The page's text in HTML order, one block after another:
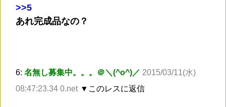
>>5
あれ完成品なの？
6: 名無し募集中。。。＠＼(^o^)／ 2015/03/11(水)
08:47:23.34 0.net ▼このレスに返信